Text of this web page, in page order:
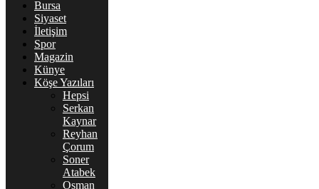
Bursa
Siyaset
İletişim
Spor
Magazin
Künye
Köşe Yazıları
Hepsi
Serkan
Kaynar
Reyhan
Çorum
Soner
Atabek
Osman